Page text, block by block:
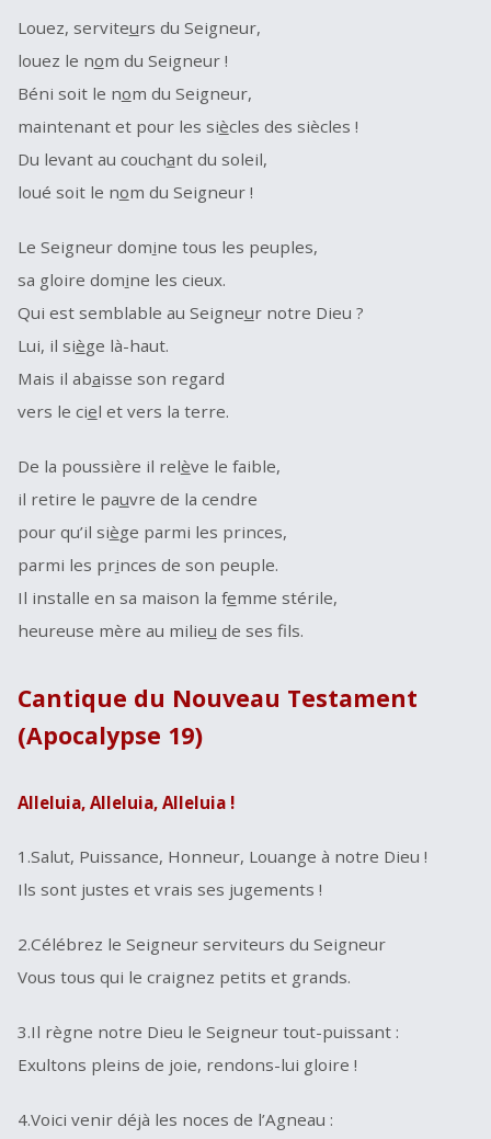
Louez, serviteurs du Seigneur,
louez le nom du Seigneur !
Béni soit le nom du Seigneur,
maintenant et pour les siècles des siècles !
Du levant au couchant du soleil,
loué soit le nom du Seigneur !
Le Seigneur domine tous les peuples,
sa gloire domine les cieux.
Qui est semblable au Seigneur notre Dieu ?
Lui, il siège là-haut.
Mais il abaisse son regard
vers le ciel et vers la terre.
De la poussière il relève le faible,
il retire le pauvre de la cendre
pour qu’il siège parmi les princes,
parmi les princes de son peuple.
Il installe en sa maison la femme stérile,
heureuse mère au milieu de ses fils.
Cantique du Nouveau Testament
(Apocalypse 19)
Alleluia, Alleluia, Alleluia !
1.Salut, Puissance, Honneur, Louange à notre Dieu !
Ils sont justes et vrais ses jugements !
2.Célébrez le Seigneur serviteurs du Seigneur
Vous tous qui le craignez petits et grands.
3.Il règne notre Dieu le Seigneur tout-puissant :
Exultons pleins de joie, rendons-lui gloire !
4.Voici venir déjà les noces de l’Agneau :